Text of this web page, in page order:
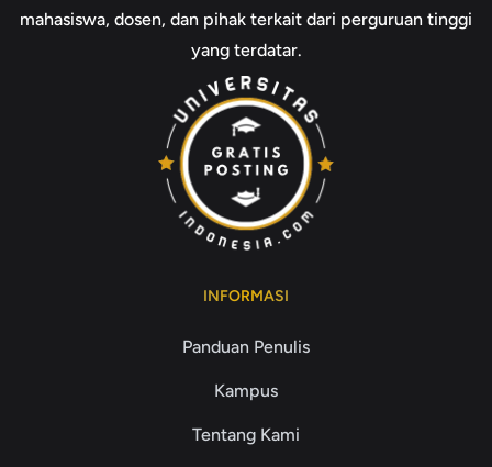
mahasiswa, dosen, dan pihak terkait dari perguruan tinggi
yang terdatar.
INFORMASI
Panduan Penulis
Kampus
Tentang Kami